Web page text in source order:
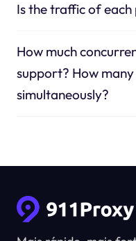
Is the traffic of
How much
support? How
simultaneously?